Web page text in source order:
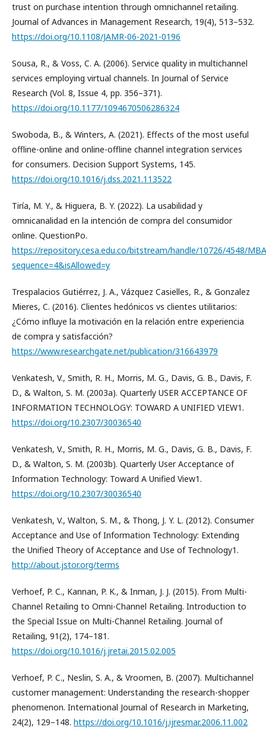
trust on purchase intention through omnichannel retailing.
Journal of Advances in Management Research, 19(4), 513–532.
https://doi.org/10.1108/JAMR-06-2021-0196
Sousa, R., & Voss, C. A. (2006). Service quality in multichannel
services employing virtual channels. In Journal of Service
Research (Vol. 8, Issue 4, pp. 356–371).
https://doi.org/10.1177/1094670506286324
Swoboda, B., & Winters, A. (2021). Effects of the most useful
offline-online and online-offline channel integration services
for consumers. Decision Support Systems, 145.
https://doi.org/10.1016/j.dss.2021.113522
Tiría, M. Y., & Higuera, B. Y. (2022). La usabilidad y
omnicanalidad en la intención de compra del consumidor
online. QuestionPo.
https://repository.cesa.edu.co/bitstream/handle/10726/4548/
sequence=4&isAllowed=y
Trespalacios Gutiérrez, J. A., Vázquez Casielles, R., & Gonzalez
Mieres, C. (2016). Clientes hedónicos vs clientes utilitarios:
¿Cómo influye la motivación en la relación entre experiencia
de compra y satisfacción?
https://www.researchgate.net/publication/316643979
Venkatesh, V., Smith, R. H., Morris, M. G., Davis, G. B., Davis, F.
D., & Walton, S. M. (2003a). Quarterly USER ACCEPTANCE OF
INFORMATION TECHNOLOGY: TOWARD A UNIFIED VIEW1.
https://doi.org/10.2307/30036540
Venkatesh, V., Smith, R. H., Morris, M. G., Davis, G. B., Davis, F.
D., & Walton, S. M. (2003b). Quarterly User Acceptance of
Information Technology: Toward A Unified View1.
https://doi.org/10.2307/30036540
Venkatesh, V., Walton, S. M., & Thong, J. Y. L. (2012). Consumer
Acceptance and Use of Information Technology: Extending
the Unified Theory of Acceptance and Use of Technology1.
http://about.jstor.org/terms
Verhoef, P. C., Kannan, P. K., & Inman, J. J. (2015). From Multi-
Channel Retailing to Omni-Channel Retailing. Introduction to
the Special Issue on Multi-Channel Retailing. Journal of
Retailing, 91(2), 174–181.
https://doi.org/10.1016/j.jretai.2015.02.005
Verhoef, P. C., Neslin, S. A., & Vroomen, B. (2007). Multichannel
customer management: Understanding the research-shopper
phenomenon. International Journal of Research in Marketing,
24(2), 129–148. https://doi.org/10.1016/j.ijresmar.2006.11.002